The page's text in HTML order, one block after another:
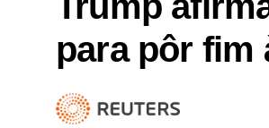
para pôr fim